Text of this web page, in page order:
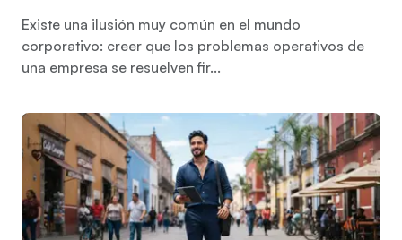
Existe una ilusión muy común en el mundo
corporativo: creer que los problemas operativos de
una empresa se resuelven fir...